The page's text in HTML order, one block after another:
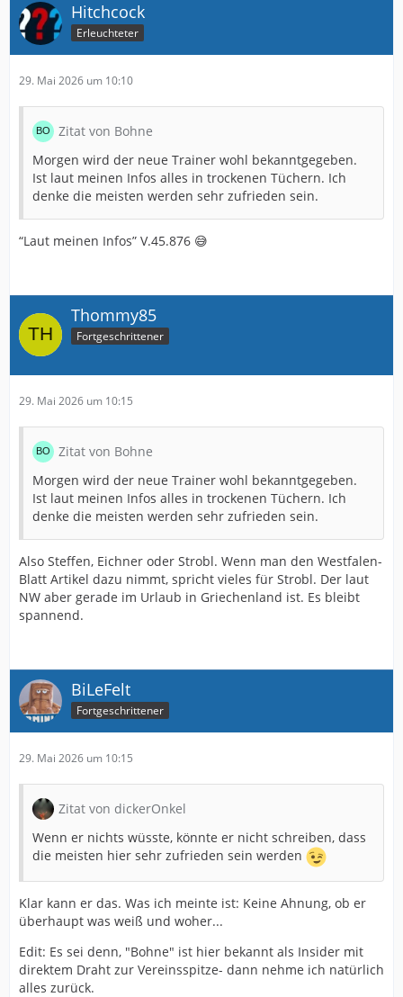
Hitchcock
Erleuchteter
29. Mai 2026 um 10:10
Zitat von Bohne
Morgen wird der neue Trainer wohl bekanntgegeben.
Ist laut meinen Infos alles in trockenen Tüchern. Ich
denke die meisten werden sehr zufrieden sein.
“Laut meinen Infos” V.45.876 😅
Thommy85
Fortgeschrittener
29. Mai 2026 um 10:15
Zitat von Bohne
Morgen wird der neue Trainer wohl bekanntgegeben.
Ist laut meinen Infos alles in trockenen Tüchern. Ich
denke die meisten werden sehr zufrieden sein.
Also Steffen, Eichner oder Strobl. Wenn man den Westfalen-
Blatt Artikel dazu nimmt, spricht vieles für Strobl. Der laut
NW aber gerade im Urlaub in Griechenland ist. Es bleibt
spannend.
BiLeFelt
Fortgeschrittener
29. Mai 2026 um 10:15
Zitat von dickerOnkel
Wenn er nichts wüsste, könnte er nicht schreiben, dass
die meisten hier sehr zufrieden sein werden
Klar kann er das. Was ich meinte ist: Keine Ahnung, ob er
überhaupt was weiß und woher...
Edit: Es sei denn, "Bohne" ist hier bekannt als Insider mit
direktem Draht zur Vereinsspitze- dann nehme ich natürlich
alles zurück.